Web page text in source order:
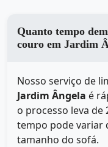
Quanto tempo
couro em Jardim
Nosso serviço de
Jardim Ângela é
o processo leva de
tempo pode variar
tamanho do sofá.